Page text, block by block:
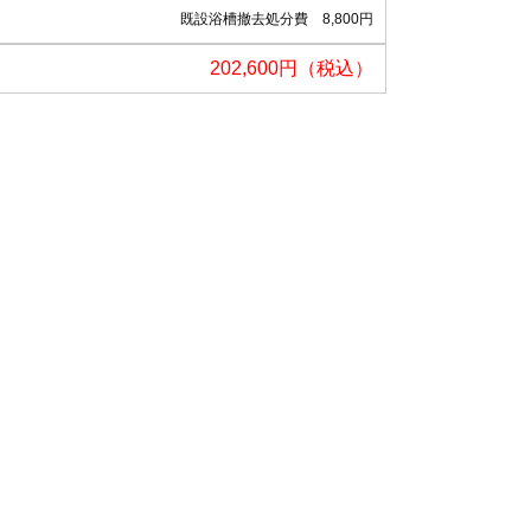
既設浴槽撤去処分費 8,800円
202,600円（税込）